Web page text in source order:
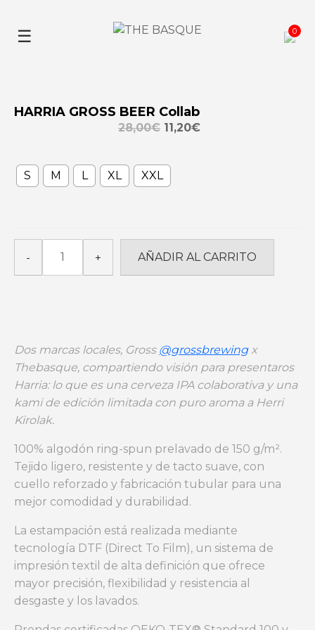
content
☰ 0
HARRIA GROSS BEER Collab
28,00€ 11,20€
S M L XL XXL
-
GROSS
BEER
+ AÑADIR AL CARRITO
Dos marcas locales, Gross @grossbrewingx
Thebasque, compartiendo visión para presentaros
Harria: lo que es una cerveza IPA colaborativa y una
kami de edición limitada con puro aroma a Herri
Kirolak.
100% algodón ring-spun prelavado de 150 g/m².
Tejido ligero, resistente y de tacto suave, con
cuello reforzado y fabricación tubular para una
mejor comodidad y durabilidad.
La estampación está realizada mediante
tecnología DTF (Direct To Film), un sistema de
impresión textil de alta definición que ofrece
mayor precisión, flexibilidad y resistencia al
desgaste y los lavados.